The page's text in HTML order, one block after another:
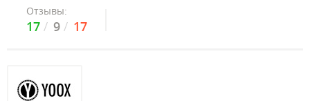
Отзывы:
17 9 17